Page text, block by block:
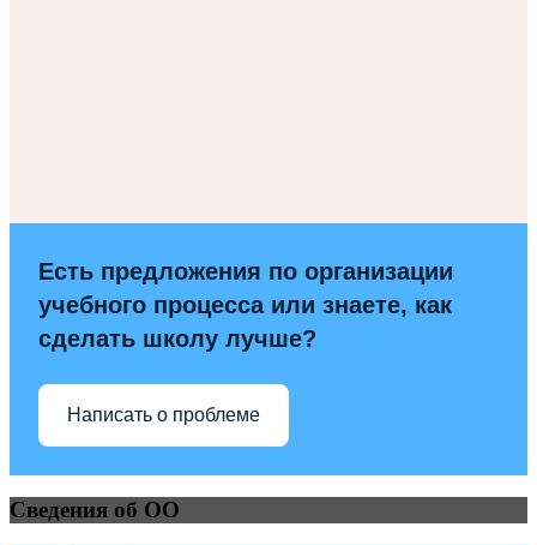
Есть предложения по организации
учебного процесса или знаете, как
сделать школу лучше?
Написать о проблеме
Сведения об ОО